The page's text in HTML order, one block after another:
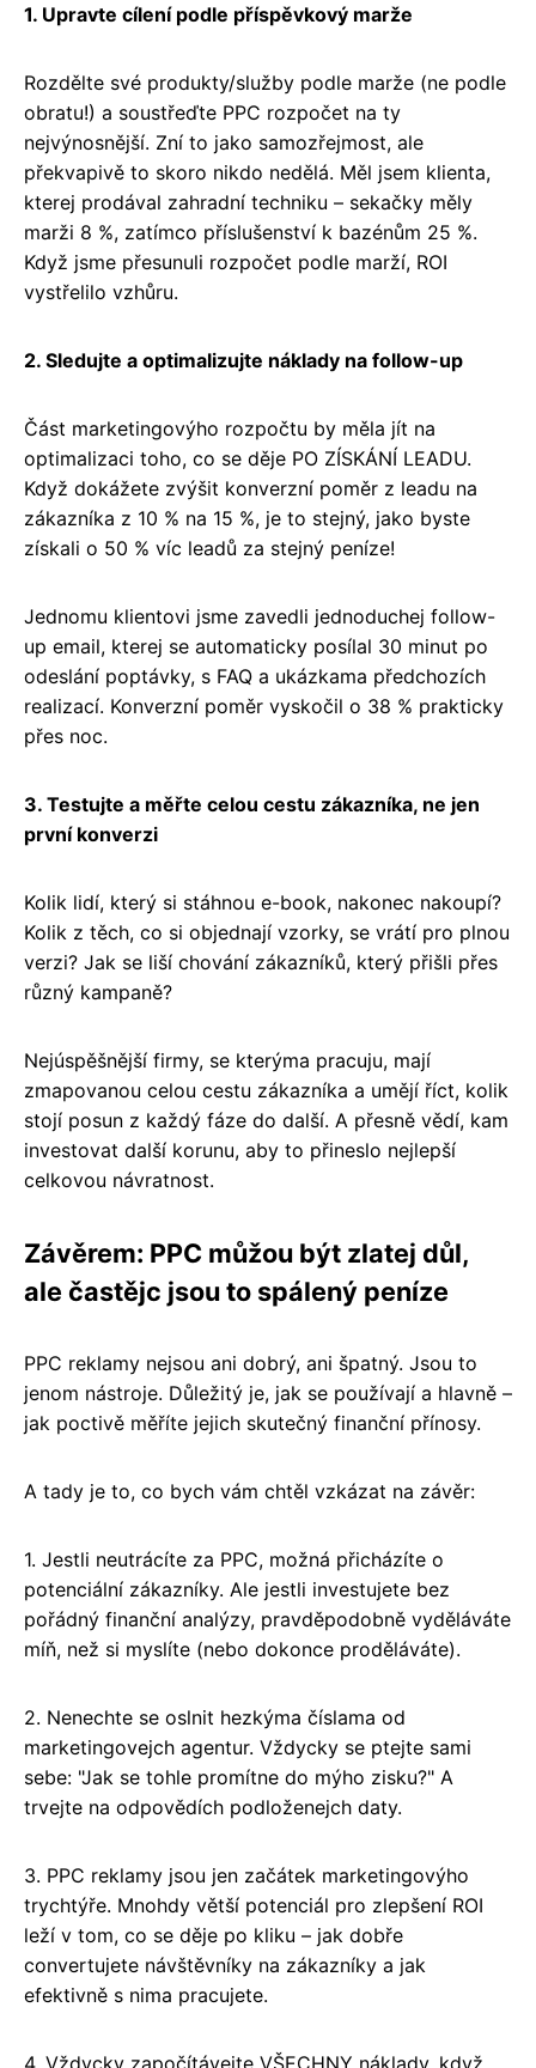
1. Upravte cílení podle příspěvkový marže
Rozdělte své produkty/služby podle marže (ne podle
obratu!) a soustřeďte PPC rozpočet na ty
nejvýnosnější. Zní to jako samozřejmost, ale
překvapivě to skoro nikdo nedělá. Měl jsem klienta,
kterej prodával zahradní techniku – sekačky měly
marži 8 %, zatímco příslušenství k bazénům 25 %.
Když jsme přesunuli rozpočet podle marží, ROI
vystřelilo vzhůru.
2. Sledujte a optimalizujte náklady na follow-up
Část marketingovýho rozpočtu by měla jít na
optimalizaci toho, co se děje PO ZÍSKÁNÍ LEADU.
Když dokážete zvýšit konverzní poměr z leadu na
zákazníka z 10 % na 15 %, je to stejný, jako byste
získali o 50 % víc leadů za stejný peníze!
Jednomu klientovi jsme zavedli jednoduchej follow-
up email, kterej se automaticky posílal 30 minut po
odeslání poptávky, s FAQ a ukázkama předchozích
realizací. Konverzní poměr vyskočil o 38 % prakticky
přes noc.
3. Testujte a měřte celou cestu zákazníka, ne jen
první konverzi
Kolik lidí, který si stáhnou e-book, nakonec nakoupí?
Kolik z těch, co si objednají vzorky, se vrátí pro plnou
verzi? Jak se liší chování zákazníků, který přišli přes
různý kampaně?
Nejúspěšnější firmy, se kterýma pracuju, mají
zmapovanou celou cestu zákazníka a umějí říct, kolik
stojí posun z každý fáze do další. A přesně vědí, kam
investovat další korunu, aby to přineslo nejlepší
celkovou návratnost.
Závěrem: PPC můžou být zlatej důl,
ale častějc jsou to spálený peníze
PPC reklamy nejsou ani dobrý, ani špatný. Jsou to
jenom nástroje. Důležitý je, jak se používají a hlavně –
jak poctivě měříte jejich skutečný finanční přínosy.
A tady je to, co bych vám chtěl vzkázat na závěr:
1. Jestli neutrácíte za PPC, možná přicházíte o
potenciální zákazníky. Ale jestli investujete bez
pořádný finanční analýzy, pravděpodobně vyděláváte
míň, než si myslíte (nebo dokonce proděláváte).
2. Nenechte se oslnit hezkýma číslama od
marketingovejch agentur. Vždycky se ptejte sami
sebe: "Jak se tohle promítne do mýho zisku?" A
trvejte na odpovědích podloženejch daty.
3. PPC reklamy jsou jen začátek marketingovýho
trychtýře. Mnohdy větší potenciál pro zlepšení ROI
leží v tom, co se děje po kliku – jak dobře
convertujete návštěvníky na zákazníky a jak
efektivně s nima pracujete.
4. Vždycky započítávejte VŠECHNY náklady, když